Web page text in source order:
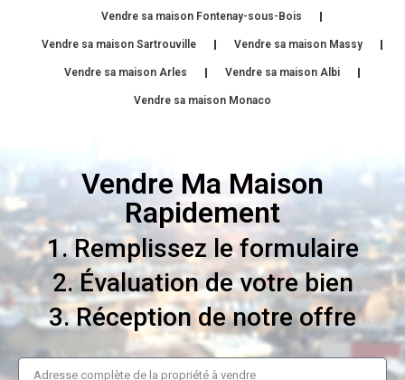
Vendre sa maison Fontenay-sous-Bois
Vendre sa maison Sartrouville Vendre sa maison Massy
Vendre sa maison Arles Vendre sa maison Albi
Vendre sa maison Monaco
Vendre Ma Maison
Rapidement
1. Remplissez le formulaire
2. Évaluation de votre bien
3. Réception de notre offre